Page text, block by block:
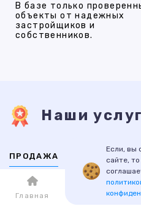
В базе только
объекты от надежных
застройщиков и
собственников.
Наши
ПРОДАЖА
ВТОРИЧНАЯ
Если, вы
сайте, то
Главная Каталог